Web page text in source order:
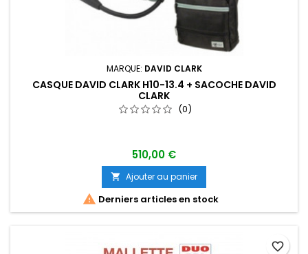
MARQUE: DAVID CLARK
CASQUE DAVID CLARK H10-13.4 + SACOCHE DAVID
CLARK
(0)
510,00 €
 Ajouter au panier
 Derniers articles en stock
favorite_border